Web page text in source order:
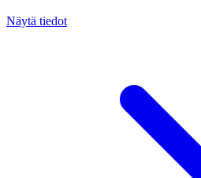
Näytä tiedot